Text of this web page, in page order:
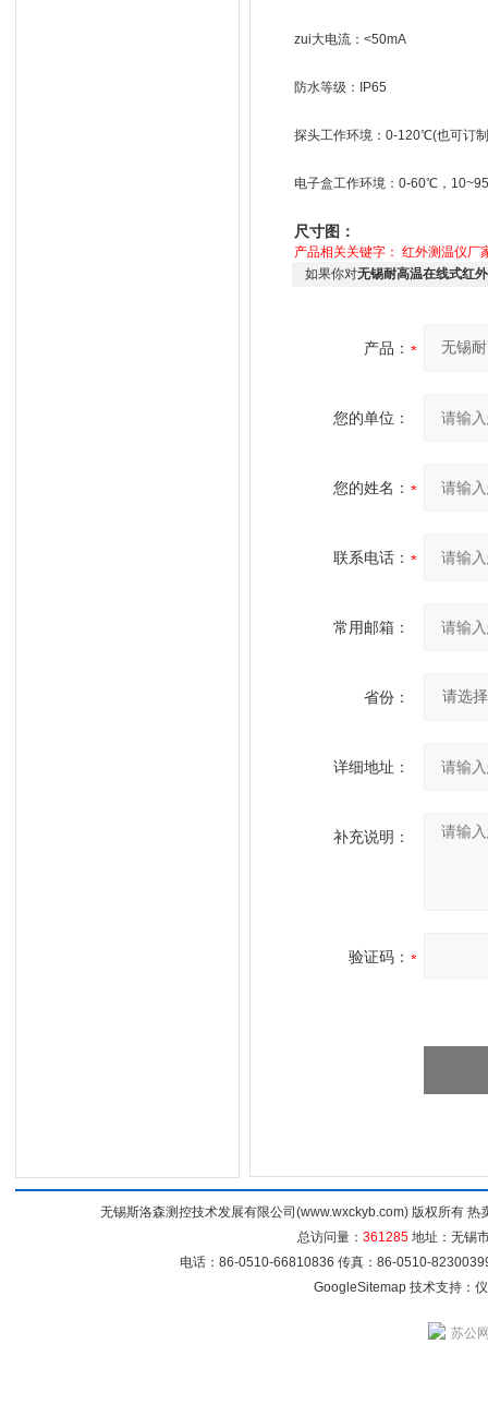
zui大电流：<50mA
防水等级：IP65
探头工作环境：0-120℃(也可订
电子盒工作环境：0-60℃，
尺寸图：
产品相关关键字： 红外测温仪厂
如果你对无锡耐高温在线式红
产品：
您的单位：
您的姓名：
联系电话：
常用邮箱：
省份：
详细地址：
补充说明：
验证码：
无锡斯洛森测控技术发展有限公司(www.wxckyb.com) 版权所有
总访问量： 361285 地址：无锡
电话：86-0510-66810836 传真：86-0510-
GoogleSitemap技术支持：
苏公